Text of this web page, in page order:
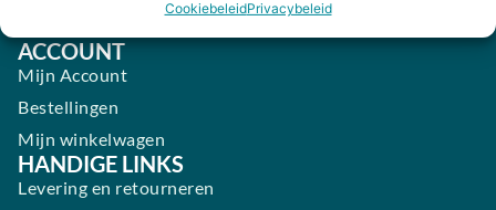
CookiebeleidPrivacybeleidGesloten ​ ​ ​ ​ ​ ​ ​
ACCOUNT
Mijn Account
Bestellingen
Mijn winkelwagen
HANDIGE LINKS
Levering en retourneren